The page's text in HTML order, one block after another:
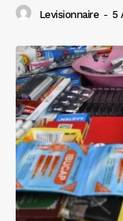
Levisionnaire - 5